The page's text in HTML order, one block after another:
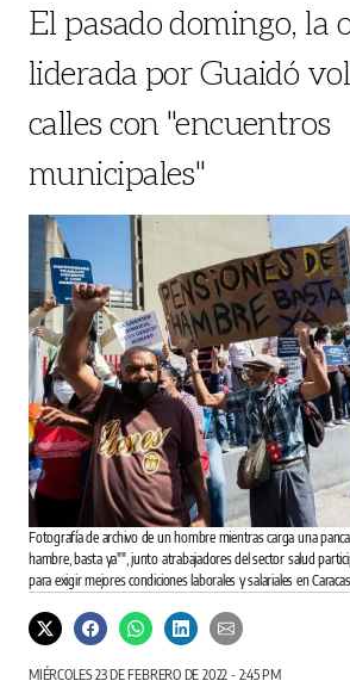
El pasado domingo, la
liderada por Guaidó
calles con "encuentros
municipales"
Fotografía de archivo de un hombre mientras carga una
hambre, basta ya"", junto atrabajadores del sector salud
para exigir mejores condiciones laborales y salariales en
MIÉRCOLES 23 DE FEBRERO DE 2022 - 2:45 PM